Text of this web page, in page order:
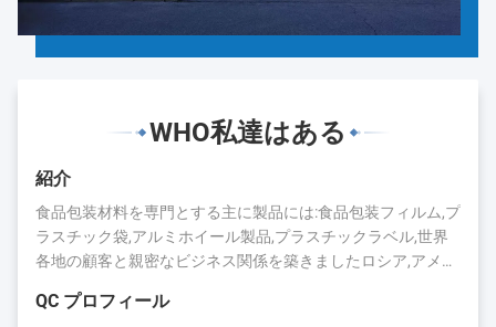
WHO私達はある
紹介
食品包装材料を専門とする主に製品には:食品包装フィルム,プ
ラスチック袋,アルミホイール製品,プラスチックラベル,世界
各地の顧客と親密なビジネス関係を築きましたロシア,アメリ
長年の蓄積により,キングレッドは評判と業界での存在を得ま
QC プロフィール